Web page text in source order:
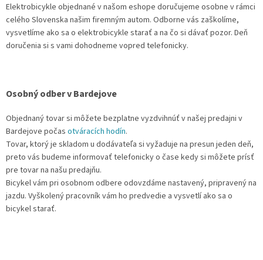
Elektrobicykle objednané v našom eshope doručujeme osobne v rámci
celého Slovenska našim firemným autom. Odborne vás zaškolíme,
vysvetlíme ako sa o elektrobicykle starať a na čo si dávať pozor. Deň
doručenia si s vami dohodneme vopred telefonicky.
Osobný odber v Bardejove
Objednaný tovar si môžete bezplatne vyzdvihnúť v našej predajni v
Bardejove počas otváracích hodín.
Tovar, ktorý je skladom u dodávateľa si vyžaduje na presun jeden deň,
preto vás budeme informovať telefonicky o čase kedy si môžete prísť
pre tovar na našu predajňu.
Bicykel vám pri osobnom odbere odovzdáme nastavený, pripravený na
jazdu. Vyškolený pracovník vám ho predvedie a vysvetlí ako sa o
bicykel starať.